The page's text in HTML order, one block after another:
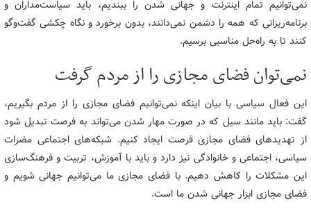
نمی‌توانیم تمام اینترنت و جهانی شدن را ببندیم، باید سیاست‌مداران و
برنامه‌ریزانی که همه را دشمن نمی‌دانند، بدون برخورد و نگاه چکشی گفت‌وگو
کنند تا به راه‌حل مناسبی برسیم.
نمی‌توان فضای مجازی را از مردم گرفت
این فعال سیاسی با بیان اینکه نمی‌توانیم فضای مجازی را از مردم بگیریم،
گفت: باید مانند سیل که در صورت مهار شدن می‌تواند به فرصت تبدیل شود
از تهدیدهای فضای مجازی فرصت ایجاد کنیم. شبکه‌های اجتماعی مضرات
سیاسی، اجتماعی و خانوادگی نیز دارد و باید با آموزش، تربیت و فرهنگ‌سازی
این مشکلات را کاهش دهیم. با فضای مجازی ما می‌توانیم جهانی شویم و
فضای مجازی ابزار جهانی شدن ما است.